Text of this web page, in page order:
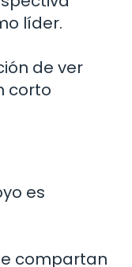
líder.
de ver
corto
es
compartan